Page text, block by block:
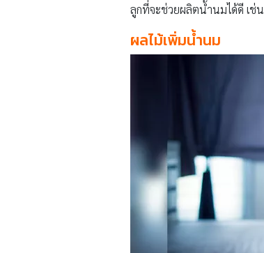
ลูกที่จะช่วยผลิตน้ำนมได้ดี เช่น
ผลไม้เพิ่มน้ำนม